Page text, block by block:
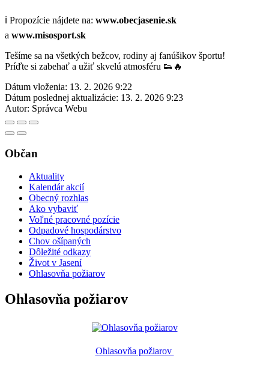
ℹ️ Propozície nájdete na: www.obecjasenie.sk
a www.misosport.sk
Tešíme sa na všetkých bežcov, rodiny aj fanúšikov športu!
Príďte si zabehať a užiť skvelú atmosféru 👟🔥
Dátum vloženia: 13. 2. 2026 9:22
Dátum poslednej aktualizácie: 13. 2. 2026 9:23
Autor: Správca Webu
Občan
Aktuality
Kalendár akcií
Obecný rozhlas
Ako vybaviť
Voľné pracovné pozície
Odpadové hospodárstvo
Chov ošípaných
Dôležité odkazy
Život v Jasení
Ohlasovňa požiarov
Ohlasovňa požiarov
Ohlasovňa požiarov